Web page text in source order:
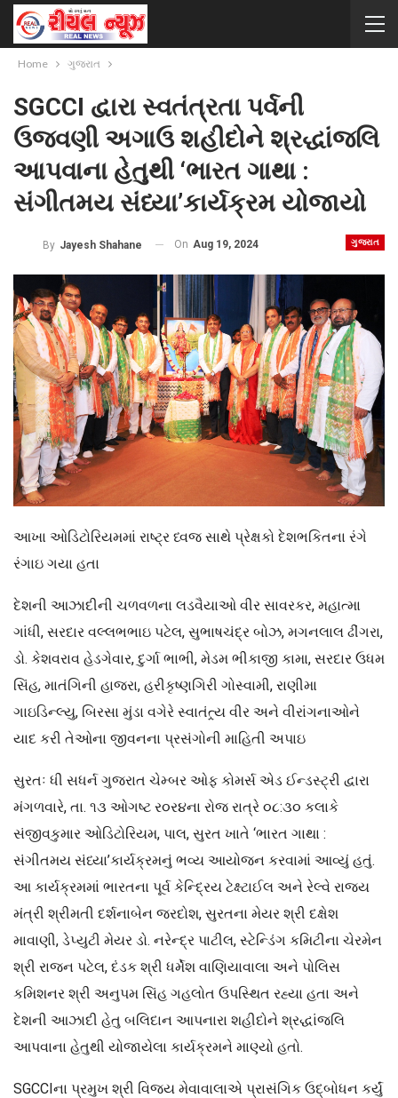
Home ગુજરાત
SGCCI દ્વારા સ્વતંત્રતા પર્વની
ઉજવણી અગાઉ શહીદોને શ્રદ્ધાંજલિ
આપવાના હેતુથી ‘ભારત ગાથા :
સંગીતમય સંધ્યા’કાર્યક્રમ યોજાયો
ગુજરાત
By Jayesh Shahane On Aug 19, 2024
આખા ઓડિટોરિયમમાં રાષ્ટ્ર ધ્વજ સાથે પ્રેક્ષકો દેશભકિતના રંગે
રંગાઇ ગયા હતા
દેશની આઝાદીની ચળવળના લડવૈયાઓ વીર સાવરકર, મહાત્મા
ગાંધી, સરદાર વલ્લભભાઇ પટેલ, સુભાષચંદ્ર બોઝ, મગનલાલ ઢીંગરા,
ડો. કેશવરાવ હેડગેવાર, દુર્ગા ભાભી, મેડમ ભીકાજી કામા, સરદાર ઉધમ
સિંહ, માતંગિની હાજરા, હરીકૃષ્ણગિરી ગોસ્વામી, રાણીમા
ગાઇડિન્લ્યુ, બિરસા મુંડા વગેરે સ્વાતંત્ર્ય વીર અને વીરાંગનાઓને
યાદ કરી તેઓના જીવનના પ્રસંગોની માહિતી અપાઇ
સુરતઃ ધી સધર્ન ગુજરાત ચેમ્બર ઓફ કોમર્સ એડ ઈન્ડસ્ટ્રી દ્વારા
મંગળવારે, તા. ૧૩ ઓગષ્ટ ર૦ર૪ના રોજ રાત્રે ૦૮:૩૦ કલાકે
સંજીવકુમાર ઓડિટોરિયમ, પાલ, સુરત ખાતે ‘ભારત ગાથા :
સંગીતમય સંધ્યા’કાર્યક્રમનું ભવ્ય આયોજન કરવામાં આવ્યું હતું.
આ કાર્યક્રમમાં ભારતના પૂર્વ કેન્દ્રિય ટેક્ષ્ટાઈલ અને રેલ્વે રાજ્ય
મંત્રી શ્રીમતી દર્શનાબેન જરદોશ, સુરતના મેયર શ્રી દક્ષેશ
માવાણી, ડેપ્યુટી મેયર ડો. નરેન્દ્ર પાટીલ, સ્ટેન્ડિંગ કમિટીના ચેરમેન
શ્રી રાજન પટેલ, દંડક શ્રી ધર્મેશ વાણિયાવાલા અને પોલિસ
કમિશનર શ્રી અનુપમ સિંહ ગહલોત ઉપસ્થિત રહ્યા હતા અને
દેશની આઝાદી હેતુ બલિદાન આપનારા શહીદોને શ્રદ્ધાંજલિ
આપવાના હેતુથી યોજાયેલા કાર્યક્રમને માણ્યો હતો.
SGCCIના પ્રમુખ શ્રી વિજય મેવાવાલાએ પ્રાસંગિક ઉદ્‌બોધન કર્યું